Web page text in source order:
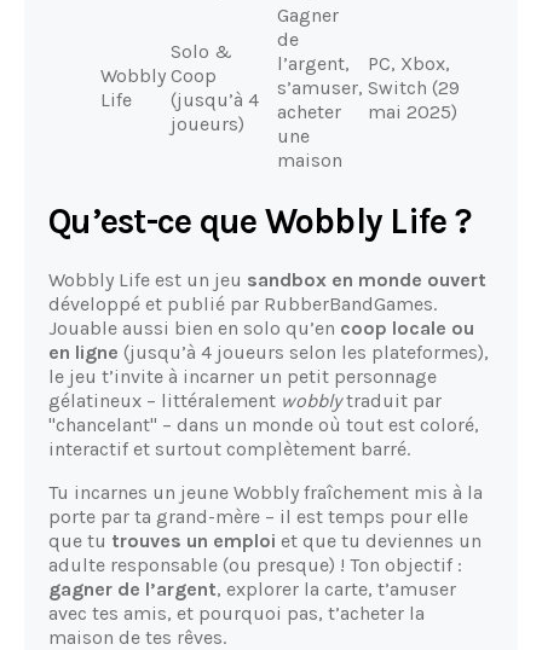
Wobbly
Life
Solo &
Coop
(jusqu’à 4
joueurs)
Gagner
de
l’argent,
s’amuser,
acheter
une
maison
PC, Xbox,
Switch (29
mai 2025)
Qu’est-ce que Wobbly Life ?
Wobbly Life est un jeu sandbox en monde ouvert
développé et publié par RubberBandGames.
Jouable aussi bien en solo qu’en coop locale ou
en ligne (jusqu’à 4 joueurs selon les plateformes),
le jeu t’invite à incarner un petit personnage
gélatineux – littéralement wobblytraduit par
"chancelant" – dans un monde où tout est coloré,
interactif et surtout complètement barré.
Tu incarnes un jeune Wobbly fraîchement mis à la
porte par ta grand-mère – il est temps pour elle
que tu trouves un emploi et que tu deviennes un
adulte responsable (ou presque) ! Ton objectif :
gagner de l’argent, explorer la carte, t’amuser
avec tes amis, et pourquoi pas, t’acheter la
maison de tes rêves.